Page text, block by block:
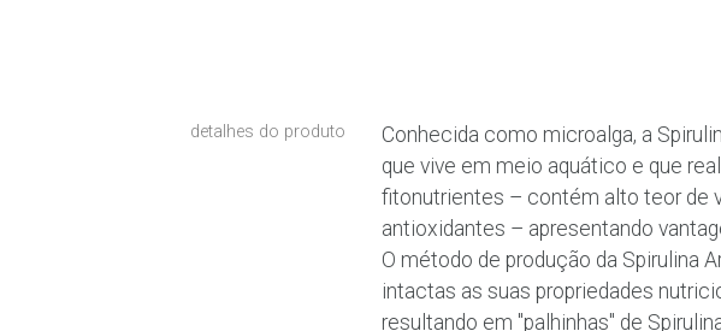
detalhes do produto
Conhecida como microalga, a
que vive em meio aquático e que
fitonutrientes – contém alto teor de
antioxidantes – apresentando
O método de produção da Spirulina
intactas as suas propriedades
resultando em "palhinhas" de